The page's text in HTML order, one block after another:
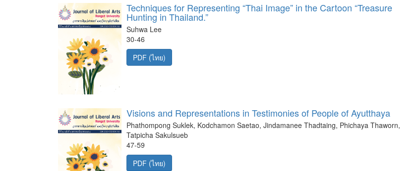
Techniques for Representing “Thai Image” in the Cartoon “Treasure
Hunting in Thailand.”
Suhwa Lee
30-46
PDF (ไทย)
Visions and Representations in Testimonies of People of Ayutthaya
Phathompong Suklek, Kodchamon Saetao, Jindamanee Thadtaing, Phichaya Thaworn,
Tatpicha Sakulsueb
47-59
PDF (ไทย)